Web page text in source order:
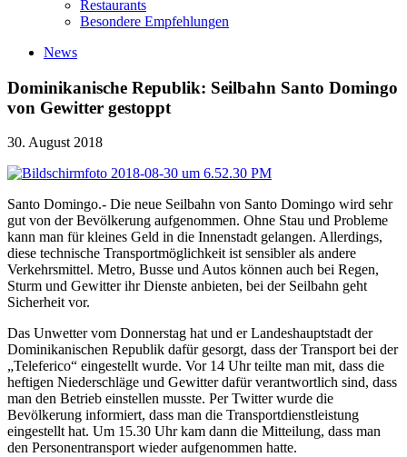
Restaurants
Besondere Empfehlungen
News
Dominikanische Republik: Seilbahn Santo Domingo
von Gewitter gestoppt
30. August 2018
Santo Domingo.- Die neue Seilbahn von Santo Domingo wird sehr
gut von der Bevölkerung aufgenommen. Ohne Stau und Probleme
kann man für kleines Geld in die Innenstadt gelangen. Allerdings,
diese technische Transportmöglichkeit ist sensibler als andere
Verkehrsmittel. Metro, Busse und Autos können auch bei Regen,
Sturm und Gewitter ihr Dienste anbieten, bei der Seilbahn geht
Sicherheit vor.
Das Unwetter vom Donnerstag hat und er Landeshauptstadt der
Dominikanischen Republik dafür gesorgt, dass der Transport bei der
„Teleferico“ eingestellt wurde. Vor 14 Uhr teilte man mit, dass die
heftigen Niederschläge und Gewitter dafür verantwortlich sind, dass
man den Betrieb einstellen musste. Per Twitter wurde die
Bevölkerung informiert, dass man die Transportdienstleistung
eingestellt hat. Um 15.30 Uhr kam dann die Mitteilung, dass man
den Personentransport wieder aufgenommen hatte.